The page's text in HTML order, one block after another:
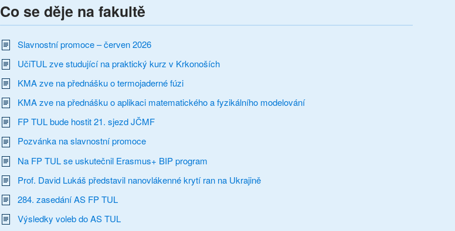
Co se děje na fakultě
Slavnostní promoce – červen 2026
UčiTUL zve studující na praktický kurz v Krkonoších
KMA zve na přednášku o termojaderné fúzi
KMA zve na přednášku o aplikaci matematického a fyzikálního modelování
FP TUL bude hostit 21. sjezd JČMF
Pozvánka na slavnostní promoce
Na FP TUL se uskutečnil Erasmus+ BIP program
Prof. David Lukáš představil nanovlákenné krytí ran na Ukrajině
284. zasedání AS FP TUL
Výsledky voleb do AS TUL